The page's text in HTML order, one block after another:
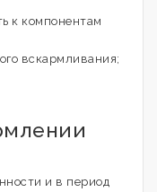
к компонентам
вскармливания;
и в период